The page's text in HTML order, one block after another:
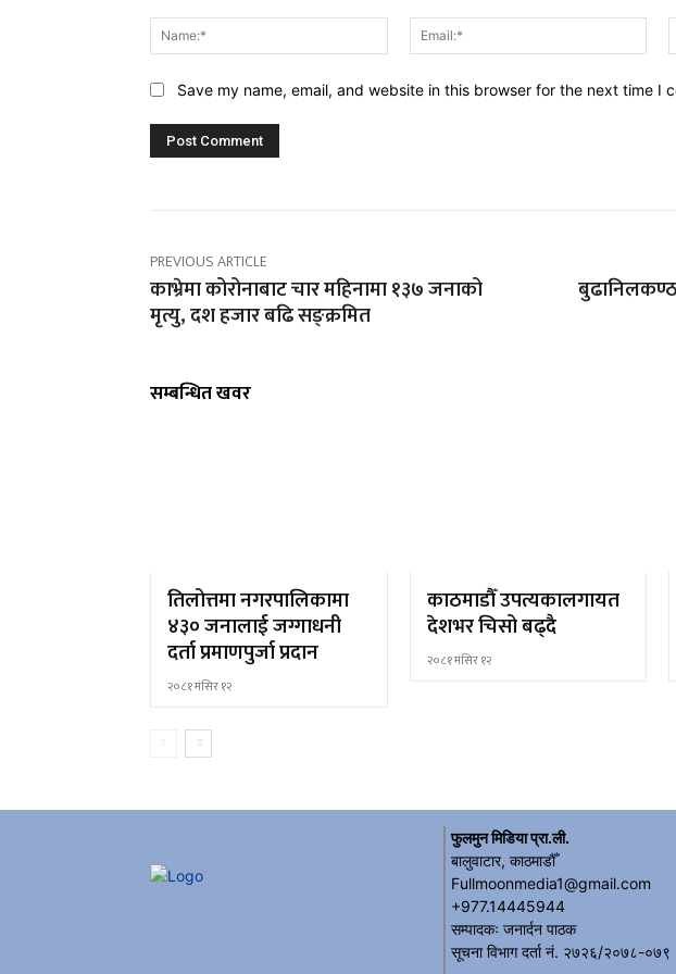
Name:*
Save my name, email, and website in this browser for the next time I
PREVIOUS ARTICLE
काभ्रेमा कोरोनाबाट चार महिनामा १३७ जनाको
मृत्यु, दश हजार बढि सङ्क्रमित
सम्बन्धित खवर
तिलोत्तमा नगरपालिकामा
४३० जनालाई जग्गाधनी
दर्ता प्रमाणपुर्जा प्रदान
२०८१ मंसिर १२
काठमाडौँ उपत्यकालगायत
देशभर चिसो बढ्दै
२०८१ मंसिर १२
फुलमुन मिडिया प्रा.ली.
बालुवाटार, काठमाडौँ
Fullmoonmedia1@gmail.com
+977.14445944
सम्पादकः जनार्दन पाठक
सूचना विभाग दर्ता नं. २७२६/२०७८-०७९